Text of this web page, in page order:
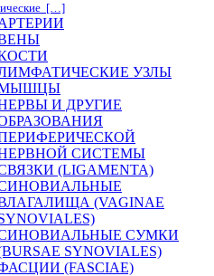
[…]
УЗЛЫ
И ДРУГИЕ
СИСТЕМЫ
(LIGAMENTA)
(VAGINAE
СУМКИ
SYNOVIALES)
(FASCIAE)